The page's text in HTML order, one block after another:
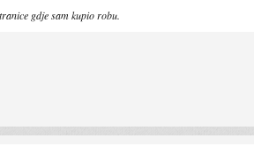
gdje sam kupio robu.